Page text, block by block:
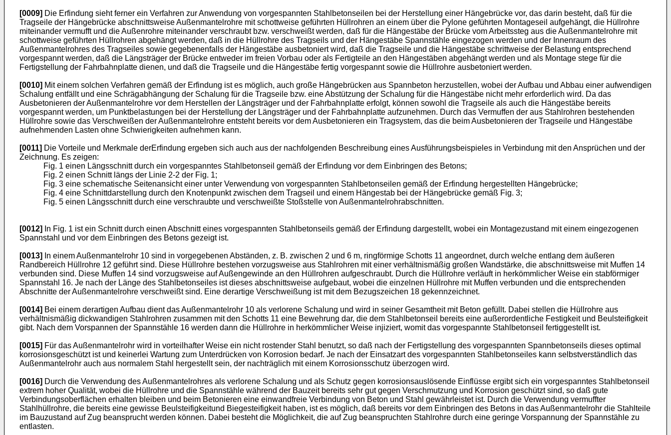
[0009] Die Erfindung sieht ferner ein Verfahren zur Anwendung von vorgespannten Stahlbetonseilen bei der Herstellung einer Hängebrücke vor, das darin besteht, daß für die
Tragseile der Hängebrücke abschnittsweise Außenmantelrohre mit schottweise geführten Hüllrohren an einem über die Pylone geführten Montageseil aufgehängt, die Hüllrohre
miteinander vermufft und die Außenrohre miteinander verschraubt bzw. verschweißt werden, daß für die Hängestäbe der Brücke vom Arbeitssteg aus die Außenmantelrohre mit
schottweise geführten Hüllrohren abgehängt werden, daß in die Hüllrohre des Tragseils und der Hängestäbe Spannstähle eingezogen werden und der Innenraum des
Außenmantelrohres des Tragseiles sowie gegebenenfalls der Hängestäbe ausbetoniert wird, daß die Tragseile und die Hängestäbe schrittweise der Belastung entsprechend
vorgespannt werden, daß die Längsträger der Brücke entweder im freien Vorbau oder als Fertigteile an den Hängestäben abgehängt werden und als Montage stege für die
Fertigstellung der Fahrbahnplatte dienen, und daß die Tragseile und die Hängestäbe fertig vorgespannt sowie die Hüllrohre ausbetoniert werden.
[0010] Mit einem solchen Verfahren gemäß der Erfindung ist es möglich, auch große Hängebrücken aus Spannbeton herzustellen, wobei der Aufbau und Abbau einer aufwendigen
Schalung entfällt und eine Schrägabhängung der Schalung für die Tragseile bzw. eine Abstützung der Schalung für die Hängestäbe nicht mehr erforderlich wird. Da das
Ausbetonieren der Außenmantelrohre vor dem Herstellen der Längsträger und der Fahrbahnplatte erfolgt, können sowohl die Tragseile als auch die Hängestäbe bereits
vorgespannt werden, um Punktbelastungen bei der Herstellung der Längsträger und der Fahrbahnplatte aufzunehmen. Durch das Vermuffen der aus Stahlrohren bestehenden
Hüllrohre sowie das Verschweißen der Außenmantelrohre entsteht bereits vor dem Ausbetonieren ein Tragsystem, das die beim Ausbetonieren der Tragseile und Hängestäbe
aufnehmenden Lasten ohne Schwierigkeiten aufnehmen kann.
[0011] Die Vorteile und Merkmale derErfindung ergeben sich auch aus der nachfolgenden Beschreibung eines Ausführungsbeispieles in Verbindung mit den Ansprüchen und der
Zeichnung. Es zeigen:
Fig. 1 einen Längsschnitt durch ein vorgespanntes Stahlbetonseil gemäß der Erfindung vor dem Einbringen des Betons;
Fig. 2 einen Schnitt längs der Linie 2-2 der Fig. 1;
Fig. 3 eine schematische Seitenansicht einer unter Verwendung von vorgespannten Stahlbetonseilen gemäß der Erfindung hergestellten Hängebrücke;
Fig. 4 eine Schnittdarstellung durch den Knotenpunkt zwischen dem Tragseil und einem Hängestab bei der Hängebrücke gemäß Fig. 3;
Fig. 5 einen Längsschnitt durch eine verschraubte und verschweißte Stoßstelle von Außenmantelrohrabschnitten.
[0012]
In Fig. 1 ist ein Schnitt durch einen Abschnitt eines vorgespannten Stahlbetonseils gemäß der Erfindung dargestellt, wobei ein Montagezustand mit einem eingezogenen
Spannstahl und vor dem Einbringen des Betons gezeigt ist.
[0013]
In einem Außenmantelrohr 10 sind in vorgegebenen Abständen, z. B. zwischen 2 und 6 m, ringförmige Schotts 11 angeordnet, durch welche entlang dem äußeren
Randbereich Hüllrohre 12 geführt sind. Diese Hüllrohre bestehen vorzugsweise aus Stahlrohren mit einer verhältnismäßig großen Wandstärke, die abschnittsweise mit Muffen 14
verbunden sind. Diese Muffen 14 sind vorzugsweise auf Außengewinde an den Hüllrohren aufgeschraubt. Durch die Hüllrohre verläuft in herkömmlicher Weise ein stabförmiger
Spannstahl 16. Je nach der Länge des Stahlbetonseiles ist dieses abschnittsweise aufgebaut, wobei die einzelnen Hüllrohre mit Muffen verbunden und die entsprechenden
Abschnitte der Außenmantelrohre verschweißt sind. Eine derartige Verschweißung ist mit dem Bezugszeichen 18 gekennzeichnet.
[0014] Bei einem derartigen Aufbau dient das Außenmantelrohr 10 als verlorene Schalung und wird in seiner Gesamtheit mit Beton gefüllt. Dabei stellen die Hüllrohre aus
verhältnismäßig dickwandigen Stahlrohren zusammen mit den Schotts 11 eine Bewehrung dar, die dem Stahlbetonseil bereits eine außerordentliche Festigkeit und Beulsteifigkeit
gibt. Nach dem Vorspannen der Spannstähle 16 werden dann die Hüllrohre in herkömmlicher Weise injiziert, womit das vorgespannte Stahlbetonseil fertiggestellt ist.
[0015] Für das Außenmantelrohr wird in vorteilhafter Weise ein nicht rostender Stahl benutzt, so daß nach der Fertigstellung des vorgespannten Spannbetonseils dieses optimal
korrosionsgeschützt ist und keinerlei Wartung zum Unterdrücken von Korrosion bedarf. Je nach der Einsatzart des vorgespannten Stahlbetonseiles kann selbstverständlich das
Außenmantelrohr auch aus normalem Stahl hergestellt sein, der nachträglich mit einem Korrosionsschutz überzogen wird.
[0016] Durch die Verwendung des Außenmantelrohres als verlorene Schalung und als Schutz gegen korrosionsauslösende Einflüsse ergibt sich ein vorgespanntes Stahlbetonseil
extrem hoher Qualität, wobei die Hüllrohre und die Spannstähle während der Bauzeit bereits sehr gut gegen Verschmutzung und Korrosion geschützt sind, so daß gute
Verbindungsoberflächen erhalten bleiben und beim Betonieren eine einwandfreie Verbindung von Beton und Stahl gewährleistet ist. Durch die Verwendung vermuffter
Stahlhüllrohre, die bereits eine gewisse Beulsteifigkeitund Biegesteifigkeit haben, ist es möglich, daß bereits vor dem Einbringen des Betons in das Außenmantelrohr die Stahlteile
im Bauzustand auf Zug beansprucht werden können. Dabei besteht die Möglichkeit, die auf Zug beanspruchten Stahlrohre durch eine geringe Vorspannung der Spannstähle zu
entlasten.